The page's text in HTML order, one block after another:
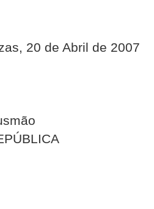
20 de Abril de 2007